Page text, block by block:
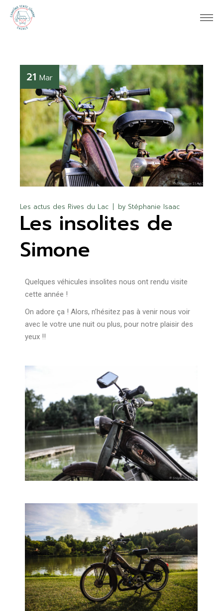
21 Mar
Les actus des Rives du Lac by Stéphanie Isaac
Les insolites de
Simone
Quelques véhicules insolites nous ont rendu visite
cette année !
On adore ça ! Alors, n’hésitez pas à venir nous voir
avec le votre une nuit ou plus, pour notre plaisir des
yeux !!